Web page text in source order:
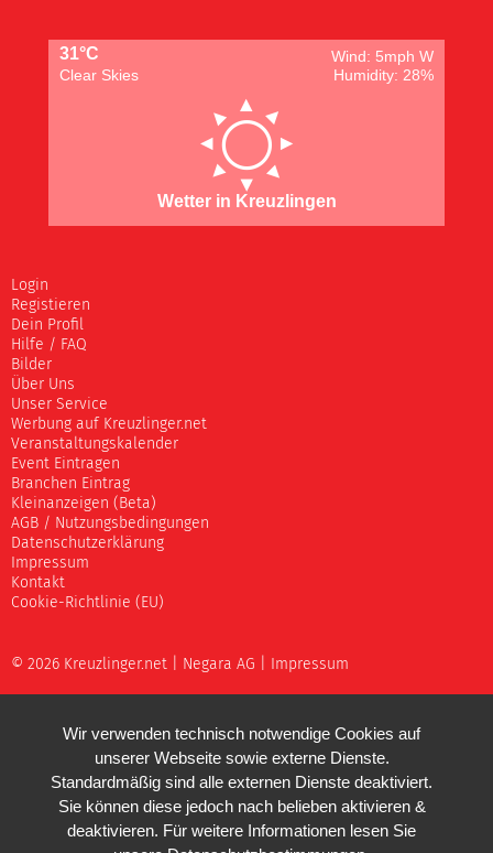
31°C
Wind: 5mph W
Clear Skies
Humidity: 28%
Wetter in Kreuzlingen
Login
Registieren
Dein Profil
Hilfe / FAQ
Bilder
Über Uns
Unser Service
Werbung auf Kreuzlinger.net
Veranstaltungskalender
Event Eintragen
Branchen Eintrag
Kleinanzeigen (Beta)
AGB / Nutzungsbedingungen
Datenschutzerklärung
Impressum
Kontakt
Cookie-Richtlinie (EU)
© 2026 Kreuzlinger.net | Negara AG Impressum
Wir verwenden technisch notwendige Cookies auf
unserer Webseite sowie externe Dienste.
Standardmäßig sind alle externen Dienste deaktiviert.
Sie können diese jedoch nach belieben aktivieren &
deaktivieren. Für weitere Informationen lesen Sie